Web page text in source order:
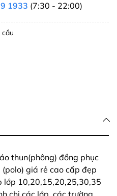
1933 (7:30 - 22:00)
thun(phông) đồng phục
giá rẻ cao cấp đẹp
lớp 10,20,15,20,25,30,35
chị các lớp, các trường...